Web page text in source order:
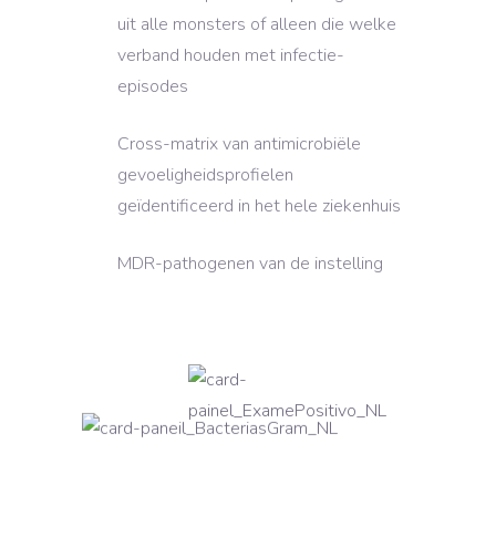
uit alle monsters of alleen die welke
verband houden met infectie-
episodes
Cross-matrix van antimicrobiële
gevoeligheidsprofielen
geïdentificeerd in het hele ziekenhuis
MDR-pathogenen van de instelling